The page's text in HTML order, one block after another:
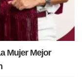
Mujer Mejor